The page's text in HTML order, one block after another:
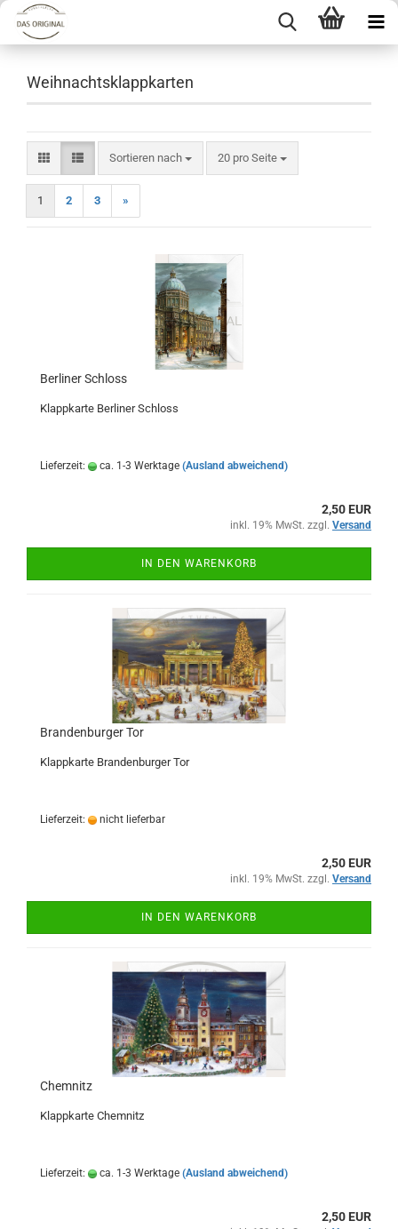
Weihnachtsklappkarten
Sortieren nach
Sortieren nach 20 pro Seite
pro Seite
1 2 3 »
Berliner Schloss
Klappkarte Berliner Schloss
Lieferzeit: ca. 1-3 Werktage (Ausland abweichend)
2,50 EUR
inkl. 19% MwSt. zzgl. Versand
IN DEN WARENKORB
Brandenburger Tor
Klappkarte Brandenburger Tor
Lieferzeit: nicht lieferbar
2,50 EUR
inkl. 19% MwSt. zzgl. Versand
IN DEN WARENKORB
Chemnitz
Klappkarte Chemnitz
Lieferzeit: ca. 1-3 Werktage (Ausland abweichend)
2,50 EUR